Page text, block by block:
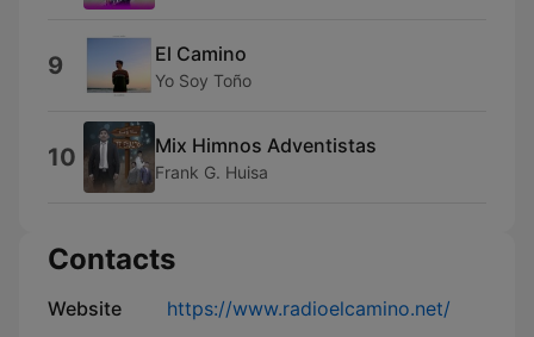
9 El Camino
Yo Soy Toño
10 Mix Himnos Adventistas
Frank G. Huisa
Contacts
Website https://www.radioelcamino.net/